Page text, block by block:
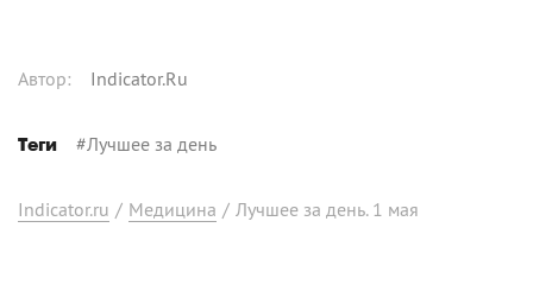
Автор: Indicator.Ru
Теги #Лучшее за день
Indicator.ru / Медицина / Лучшее за день. 1 мая